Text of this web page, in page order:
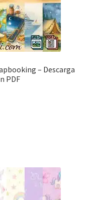
– Descarga
PDF